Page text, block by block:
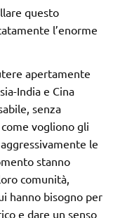
questo
l’enorme
apertamente
India e Cina
senza
vogliono gli
le
stanno
comunità,
hanno bisogno per
e dare un senso